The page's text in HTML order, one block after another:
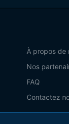
À propos de
Nos
FAQ
Contactez